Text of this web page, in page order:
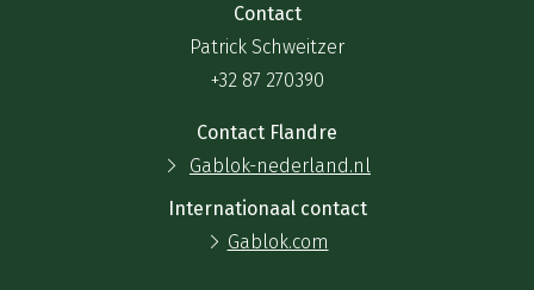
Contact
Patrick Schweitzer
+32 87 270390
Contact Flandre
Gablok-nederland.nl
Internationaal contact
Gablok.com